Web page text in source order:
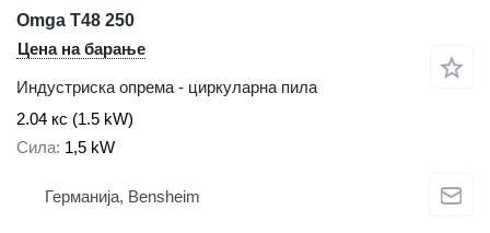
Omga T48 250
Цена на барање
Индустриска опрема - циркуларна пила
2.04 кс (1.5 kW)
Сила 1,5 kW
Германија, Bensheim